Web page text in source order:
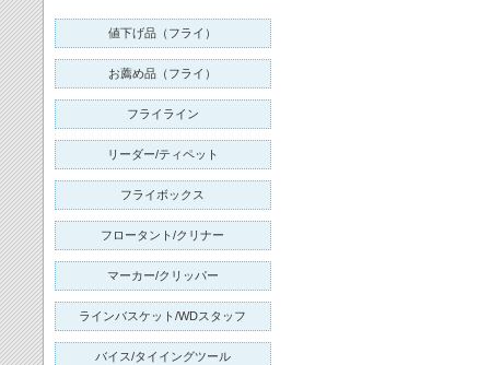
値下げ品（フライ）
お薦め品（フライ）
フライライン
リーダー/ティペット
フライボックス
フロータント/クリナー
マーカー/クリッパー
ラインバスケット/WDスタッフ
バイス/タイイングツール